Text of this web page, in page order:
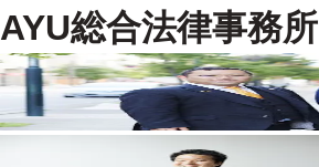
AYU総合法律事務所